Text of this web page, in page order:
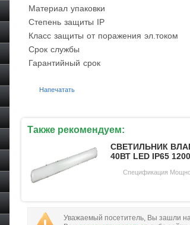
Материал упаковки
Степень защиты IP
Класс защиты от поражения эл.током
Срок службы
Гарантийный срок
Напечатать
Также рекомендуем:
СВЕТИЛЬНИК
40ВТ LED IP65
Спецификация
Уважаемый посетитель, Вы зашли